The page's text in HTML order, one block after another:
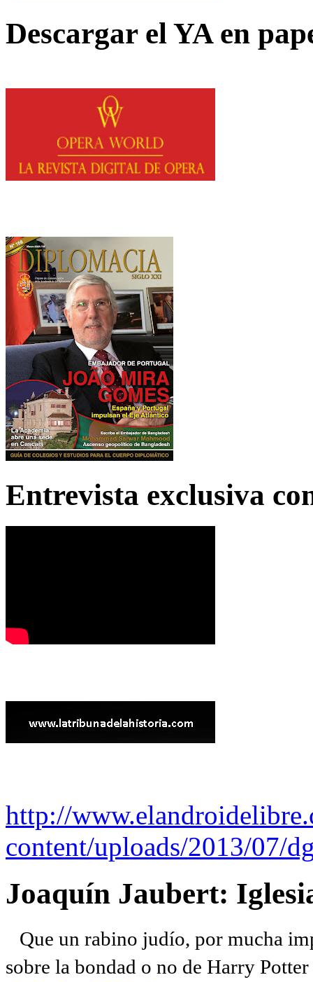
Descargar el YA en
Entrevista exclusiva
http://
content/uploads/2013/07/
Joaquín Jaubert:
Que un rabino judío, por mucha
sobre la bondad o no de Harry